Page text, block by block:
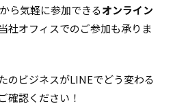
ら気軽に参加できるオンライン
社オフィスでのご参加も承りま
のビジネスがLINEでどう変わる
確認ください！